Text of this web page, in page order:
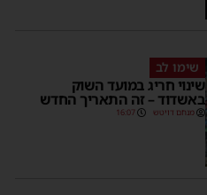
שימו לב
שינוי חריג במועד השוק
באשדוד – זה התאריך החדש
מנחם דויטש 16:07